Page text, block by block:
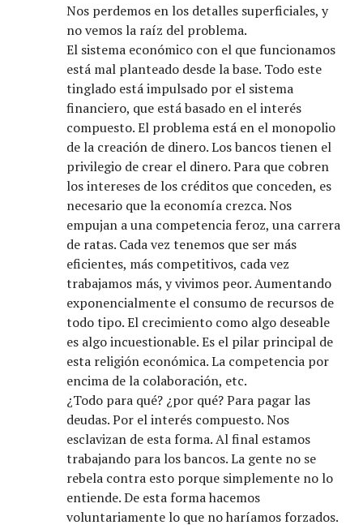
Nos perdemos en los detalles superficiales, y
no vemos la raíz del problema.
El sistema económico con el que funcionamos
está mal planteado desde la base. Todo este
tinglado está impulsado por el sistema
financiero, que está basado en el interés
compuesto. El problema está en el monopolio
de la creación de dinero. Los bancos tienen el
privilegio de crear el dinero. Para que cobren
los intereses de los créditos que conceden, es
necesario que la economía crezca. Nos
empujan a una competencia feroz, una carrera
de ratas. Cada vez tenemos que ser más
eficientes, más competitivos, cada vez
trabajamos más, y vivimos peor. Aumentando
exponencialmente el consumo de recursos de
todo tipo. El crecimiento como algo deseable
es algo incuestionable. Es el pilar principal de
esta religión económica. La competencia por
encima de la colaboración, etc.
¿Todo para qué? ¿por qué? Para pagar las
deudas. Por el interés compuesto. Nos
esclavizan de esta forma. Al final estamos
trabajando para los bancos. La gente no se
rebela contra esto porque simplemente no lo
entiende. De esta forma hacemos
voluntariamente lo que no haríamos forzados.